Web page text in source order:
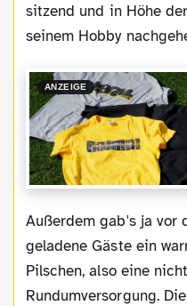
sitzend und in Höhe
seinem Hobby
ANZEIGE
Außerdem gab's ja vor dem Spiel wie immer für
geladene Gäste ein
Pilschen, also eine
Rundumversorgung.